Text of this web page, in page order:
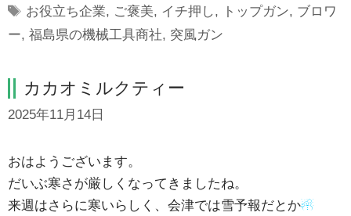
Tags
お役立ち企業, ご褒美, イチ押し, トップガン, ブロワ
ー, 福島県の機械工具商社, 突風ガン
カカオミルクティー
2025年11月14日
おはようございます。
だいぶ寒さが厳しくなってきましたね。
来週はさらに寒いらしく、会津では雪予報だとか☃